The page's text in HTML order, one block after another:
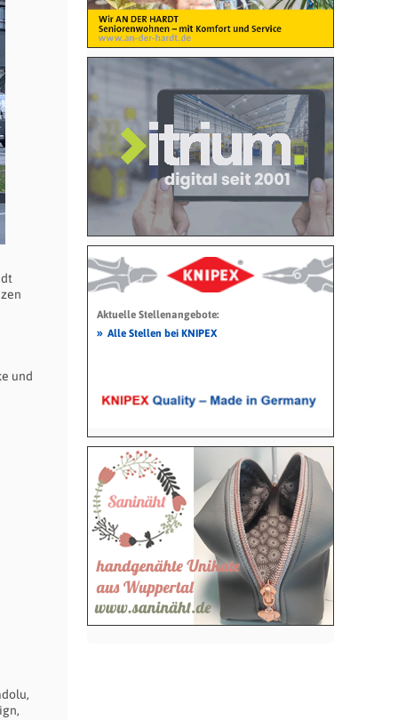
und
Aktuelle Stellenangebote:
» Alle Stellen bei KNIPEX